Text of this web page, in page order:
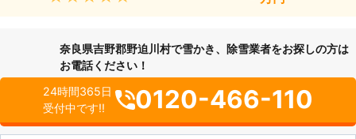
奈良県吉野郡野迫川村で雪かき、除雪業者をお探しの方は
お電話ください！
24時間365日
受付中です!!
0120-466-110